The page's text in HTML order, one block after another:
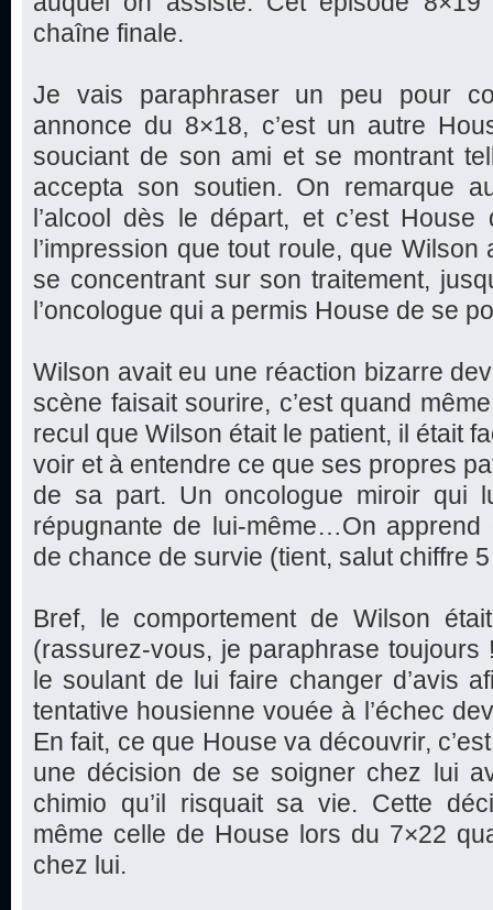
chaîne finale.
Je vais paraphraser un peu pour
annonce du 8×18, c’est un autre
souciant de son ami et se montrant
accepta son soutien. On remarque
l’alcool dès le départ, et c’est
l’impression que tout roule, que
se concentrant sur son traitement,
l’oncologue qui a permis House de se
Wilson avait eu une réaction bizarre
scène faisait sourire, c’est quand
recul que Wilson était le patient, il était
voir et à entendre ce que ses propres
de sa part. Un oncologue miroir qui
répugnante de lui-même…On
de chance de survie (tient, salut chiffre
Bref, le comportement de Wilson
(rassurez-vous, je paraphrase
le soulant de lui faire changer d’avis
tentative housienne vouée à l’échec
En fait, ce que House va découvrir,
une décision de se soigner chez lui
chimio qu’il risquait sa vie. Cette
même celle de House lors du 7×22
chez lui.